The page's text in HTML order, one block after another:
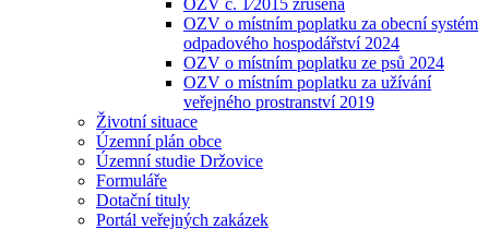
OZV č. 1⁄2015 zrušena
OZV o místním poplatku za obecní systém
odpadového hospodářství 2024
OZV o místním poplatku ze psů 2024
OZV o místním poplatku za užívání
veřejného prostranství 2019
Životní situace
Územní plán obce
Územní studie Držovice
Formuláře
Dotační tituly
Portál veřejných zakázek